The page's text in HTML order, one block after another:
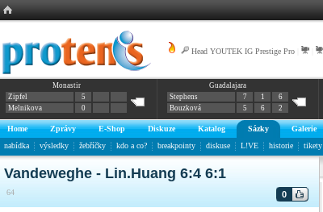
Head YOUTEK IG Prestige Pro
Monastir
Zipfel
5
Melnikova
0
Guadalajara
Stephens
7 1
6
Bouzková
5 6 2
Home Zprávy E-Shop Diskuze Katalog Sázky Galerie
nabídka
výsledky žebříčky kdo a co? breakpointy diskuse L!VE historie tikety
Vandeweghe - Lin.Huang 6:4 6:1
64 0